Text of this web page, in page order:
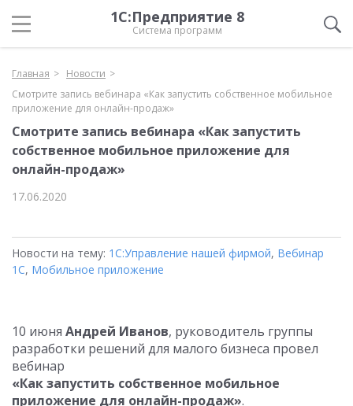
1С:Предприятие 8
Система программ
Главная
Новости
Смотрите запись вебинара «Как запустить собственное мобильное
приложение для онлайн-продаж»
Смотрите запись вебинара «Как запустить
собственное мобильное приложение для
онлайн-продаж»
17.06.2020
Новости на тему: 1С:Управление нашей фирмой, Вебинар
1С, Мобильное приложение
10 июня Андрей Иванов, руководитель группы
разработки решений для малого бизнеса провел
вебинар
«Как запустить собственное мобильное
приложение для онлайн-продаж».